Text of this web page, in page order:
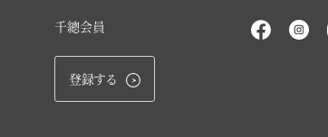
千總会員
登録する